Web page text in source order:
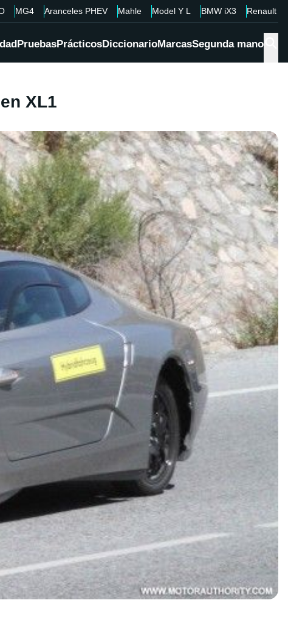
MG4 Aranceles PHEV Mahle Model Y L BMW iX3 Renault
PruebasPrácticosDiccionarioMarcasSegunda mano
XL1